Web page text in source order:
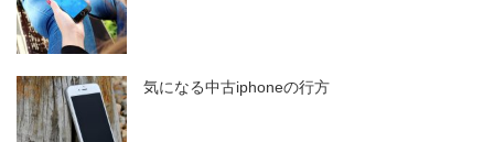
気になる中古iphoneの行方